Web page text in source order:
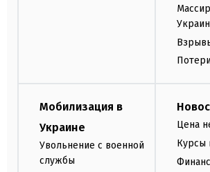
Мобилизация в
Украине
Увольнение с военной
службы
Цена
Курсы